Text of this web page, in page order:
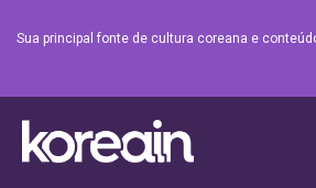
Sua principal fonte de cultura coreana e